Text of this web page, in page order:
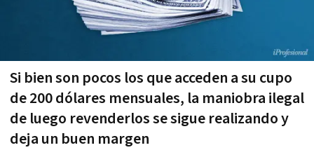
Si bien son pocos los que acceden a su cupo
de 200 dólares mensuales, la maniobra ilegal
de luego revenderlos se sigue realizando y
deja un buen margen